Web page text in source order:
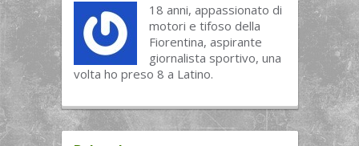
18 anni, appassionato di
motori e tifoso della
Fiorentina, aspirante
giornalista sportivo, una
volta ho preso 8 a Latino.